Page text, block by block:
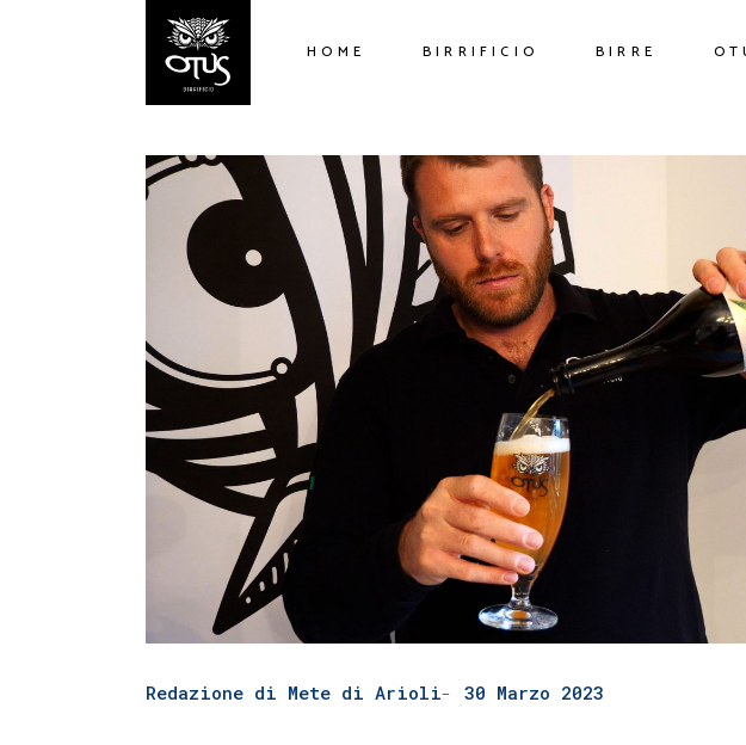
HOME BIRRIFICIO BIRRE
Redazione di Mete di Arioli 30 Marzo 2023